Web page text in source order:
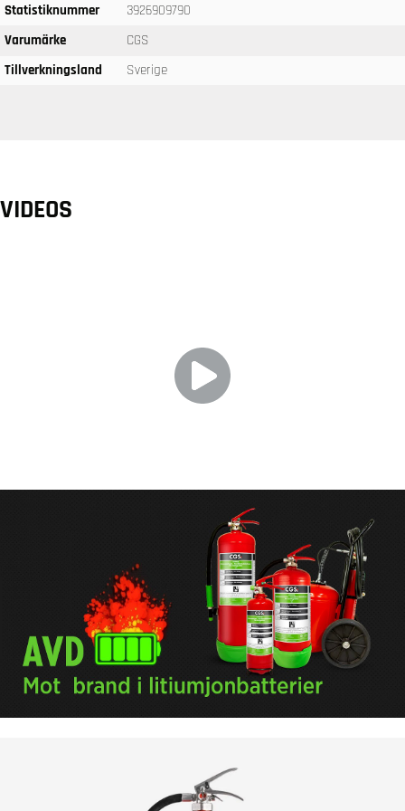
Statistiknummer
3926909790
Varumärke
CGS
Tillverkningsland
Sverige
VIDEOS
KOMPLETTERANDE PRODUKTER